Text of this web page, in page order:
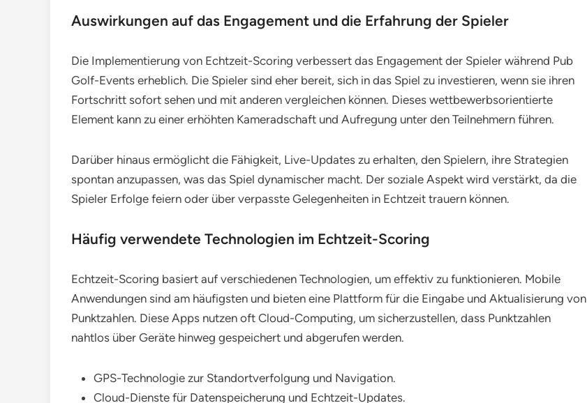
Auswirkungen auf das Engagement und die Erfahrung der Spieler
Die Implementierung von Echtzeit-Scoring verbessert das Engagement der Spieler während Pub
Golf-Events erheblich. Die Spieler sind eher bereit, sich in das Spiel zu investieren, wenn sie ihren
Fortschritt sofort sehen und mit anderen vergleichen können. Dieses wettbewerbsorientierte
Element kann zu einer erhöhten Kameradschaft und Aufregung unter den Teilnehmern führen.
Darüber hinaus ermöglicht die Fähigkeit, Live-Updates zu erhalten, den Spielern, ihre Strategien
spontan anzupassen, was das Spiel dynamischer macht. Der soziale Aspekt wird verstärkt, da die
Spieler Erfolge feiern oder über verpasste Gelegenheiten in Echtzeit trauern können.
Häufig verwendete Technologien im Echtzeit-Scoring
Echtzeit-Scoring basiert auf verschiedenen Technologien, um effektiv zu funktionieren. Mobile
Anwendungen sind am häufigsten und bieten eine Plattform für die Eingabe und Aktualisierung von
Punktzahlen. Diese Apps nutzen oft Cloud-Computing, um sicherzustellen, dass Punktzahlen
nahtlos über Geräte hinweg gespeichert und abgerufen werden.
GPS-Technologie zur Standortverfolgung und Navigation.
Cloud-Dienste für Datenspeicherung und Echtzeit-Updates.